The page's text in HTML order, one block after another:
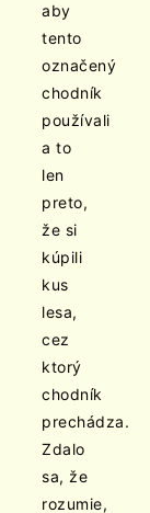
aby
tento
označený
chodník
používali
a to
len
preto,
že si
kúpili
kus
lesa,
cez
ktorý
chodník
prechádza.
Zdalo
sa, že
rozumie,